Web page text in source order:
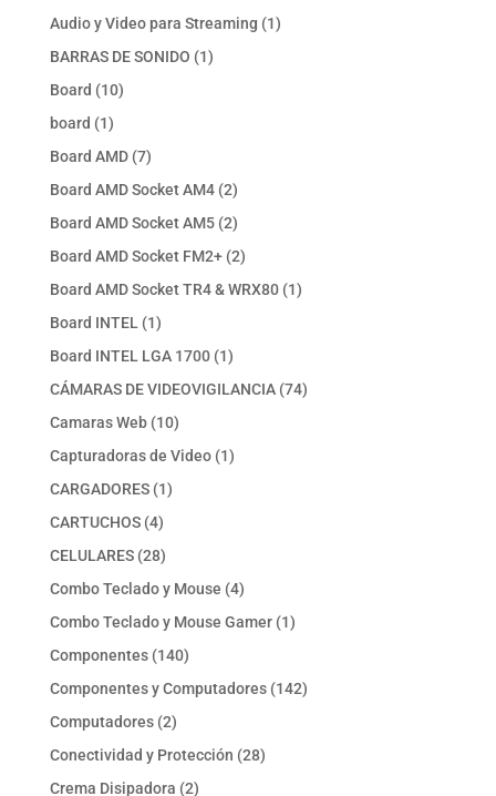
productos
Audio y Video para Streaming 11
BARRAS DE SONIDO 11
Board 1010
board 11
producto
Board AMD 77
productos
Board AMD Socket AM4 22
productos
Board AMD Socket AM5 22
productos
Board AMD Socket FM2+ 22
productos
Board AMD Socket TR4 & WRX80 11
Board INTEL 11
producto
Board INTEL LGA 1700 11
producto
CÁMARAS DE VIDEOVIGILANCIA 7474
Camaras Web 1010
productos
Capturadoras de Video 11
CARGADORES 11
CARTUCHOS 44
productos
CELULARES 2828
productos
Combo Teclado y Mouse 44
productos
Combo Teclado y Mouse Gamer 11
Componentes 140140
productos
Componentes y Computadores 142142
Computadores 22
productos
Conectividad y Protección 2828
Crema Disipadora 22